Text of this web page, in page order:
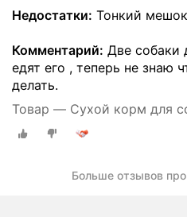
Недостатки: Тонкий
Комментарий: Две собаки
едят его , теперь не знаю
делать.
Товар — Сухой корм для
Больше отзывов